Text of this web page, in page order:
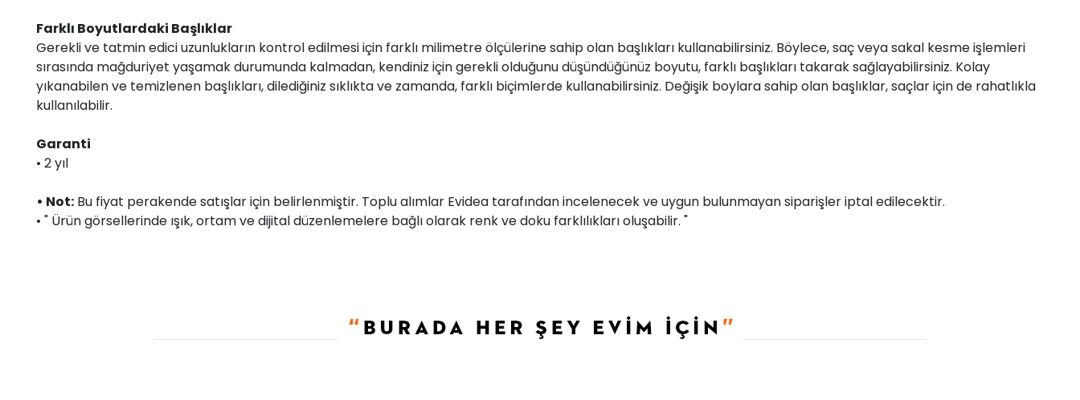
Farklı Boyutlardaki Başlıklar
Gerekli ve tatmin edici uzunlukların kontrol edilmesi için farklı milimetre ölçülerine sahip olan başlıkları kullanabilirsiniz. Böylece, saç veya sakal kesme işlemleri
sırasında mağduriyet yaşamak durumunda kalmadan, kendiniz için gerekli olduğunu düşündüğünüz boyutu, farklı başlıkları takarak sağlayabilirsiniz. Kolay
yıkanabilen ve temizlenen başlıkları, dilediğiniz sıklıkta ve zamanda, farklı biçimlerde kullanabilirsiniz. Değişik boylara sahip olan başlıklar, saçlar için de rahatlıkla
kullanılabilir.
Garanti
• 2 yıl
• Not: Bu fiyat perakende satışlar için belirlenmiştir. Toplu alımlar Evidea tarafından incelenecek ve uygun bulunmayan siparişler iptal edilecektir.
• " Ürün görsellerinde ışık, ortam ve dijital düzenlemelere bağlı olarak renk ve doku farklılıkları oluşabilir. "